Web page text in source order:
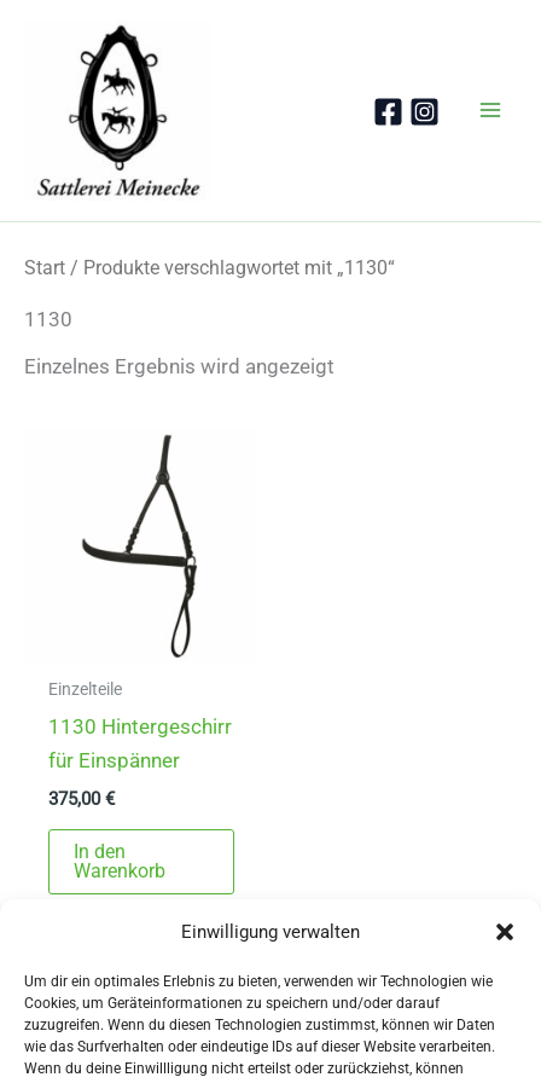
Einwilligung verwalten
Um dir ein optimales Erlebnis zu bieten, verwenden wir Technologien wie
Cookies, um Geräteinformationen zu speichern und/oder darauf
zuzugreifen. Wenn du diesen Technologien zustimmst, können wir Daten
wie das Surfverhalten oder eindeutige IDs auf dieser Website verarbeiten.
Wenn du deine Einwillligung nicht erteilst oder zurückziehst, können
Start / Produkte verschlagwortet mit „1130“
1130
Einzelnes Ergebnis wird angezeigt
Einzelteile
1130 Hintergeschirr
für Einspänner
375,00€
In den
Warenkorb